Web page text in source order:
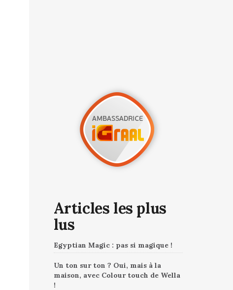
Articles les plus
lus
Egyptian Magic : pas si magique !
Un ton sur ton ? Oui, mais à la
maison, avec Colour touch de Wella
!